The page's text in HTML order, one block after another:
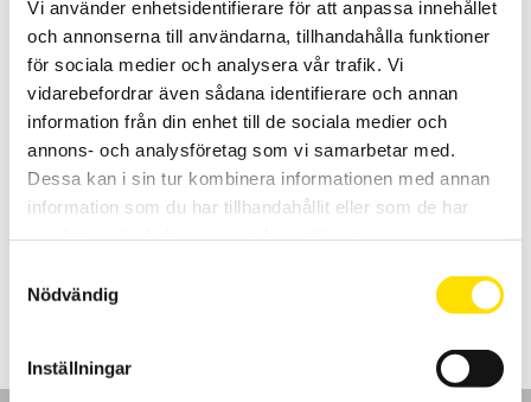
Vi använder enhetsidentifierare för att anpassa innehållet
och annonserna till användarna, tillhandahålla funktioner
för sociala medier och analysera vår trafik. Vi
vidarebefordrar även sådana identifierare och annan
information från din enhet till de sociala medier och
annons- och analysföretag som vi samarbetar med.
Dessa kan i sin tur kombinera informationen med annan
information som du har tillhandahållit eller som de har
Nödvändig
Inställningar
ET24 LiftLink 1ton – 75 ton från Applied
Measurements ltd
ET24 Dyna-Link är en kraftfull, lättanvänd dynamometer med
maxkapacitet mellan 1000 kg och 75 ton.